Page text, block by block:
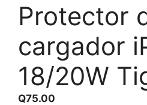
Protector
cargador
18/20W
Q75.00